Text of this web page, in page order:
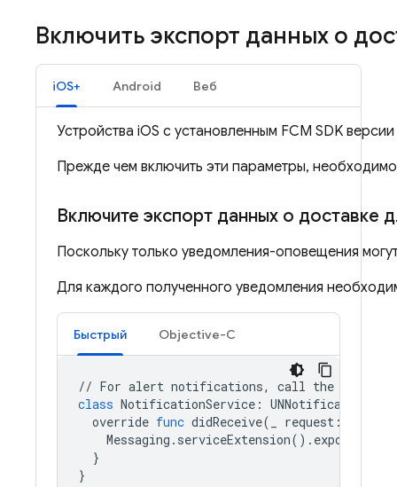
Включить экспорт данных о
iOS+ Android Веб
Устройства iOS с установленным FCM SDK
Прежде чем включить эти параметры,
Включите экспорт данных о доставке
Поскольку только уведомления-оповещения
Для каждого полученного уведомления
Быстрый Objective-C
// For alert notifications, call the
class NotificationService :
override func didReceive( request :
Messaging . serviceExtension() .
}
}